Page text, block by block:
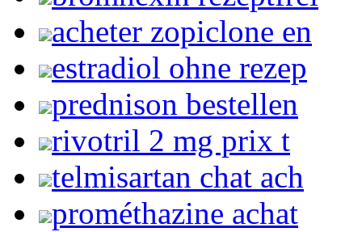
acheter zopiclone en
estradiol ohne rezep
prednison bestellen
rivotril 2 mg prix t
telmisartan chat ach
prométhazine achat